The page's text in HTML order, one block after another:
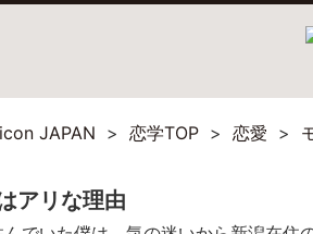
JAPAN 恋学TOP 恋愛
アリな理由